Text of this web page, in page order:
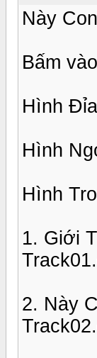
Này
Bấm
Hình
Hình
Hình
1. Giới
2. Này